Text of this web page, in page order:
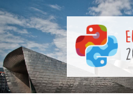
HOME
REGISTRATION
BUY TICKETS